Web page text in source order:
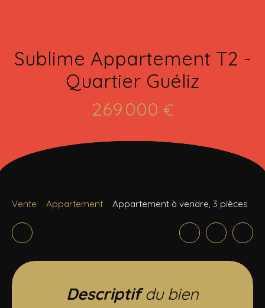
Sublime Appartement T2 -
Quartier Guéliz
269 000 €
Vente Appartement Appartement à vendre, 3 pièces
Descriptifdu bien